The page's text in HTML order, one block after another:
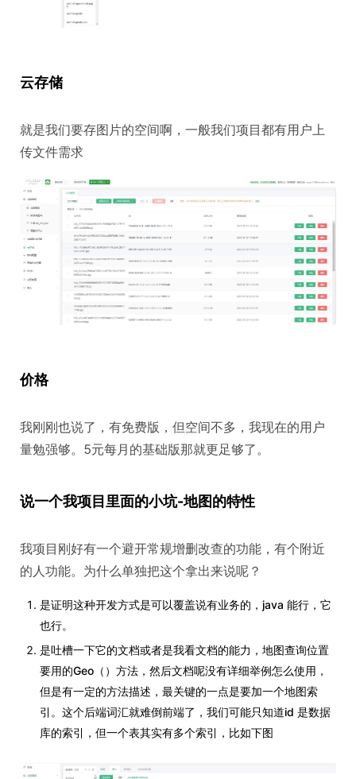
云存储
就是我们要存图片的空间啊，一般我们项目都有用户上
传文件需求
价格
我刚刚也说了，有免费版，但空间不多，我现在的用户
量勉强够。5元每月的基础版那就更足够了。
说一个我项目里面的小坑-地图的特性
我项目刚好有一个避开常规增删改查的功能，有个附近
的人功能。为什么单独把这个拿出来说呢？
是证明这种开发方式是可以覆盖说有业务的，java 能行，它
也行。
是吐槽一下它的文档或者是我看文档的能力，地图查询位置
要用的Geo（）方法，然后文档呢没有详细举例怎么使用，
但是有一定的方法描述，最关键的一点是要加一个地图索
引。这个后端词汇就难倒前端了，我们可能只知道id 是数据
库的索引，但一个表其实有多个索引，比如下图